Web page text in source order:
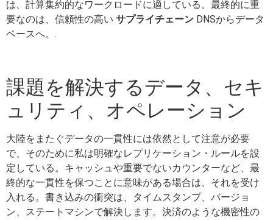
は、計算集約的なワークロードに適している。最終的に重
要なのは、信頼性の高い サプライチェーン DNSからデータ
ベースへ。.
課題を解決するデータ、セキ
ュリティ、オペレーション
大陸をまたぐデータの一貫性には依然として注意が必要
で、そのために私は明確なレプリケーション・ルールを設
定している。キャッシュや重要でないカウンターなど、最
終的な一貫性を保つことに意味がある場合は、それを受け
入れる。書き込みの衝突は、タイムスタンプ、バージョ
ン、ステートマシンで解決します。決済のような機密性の